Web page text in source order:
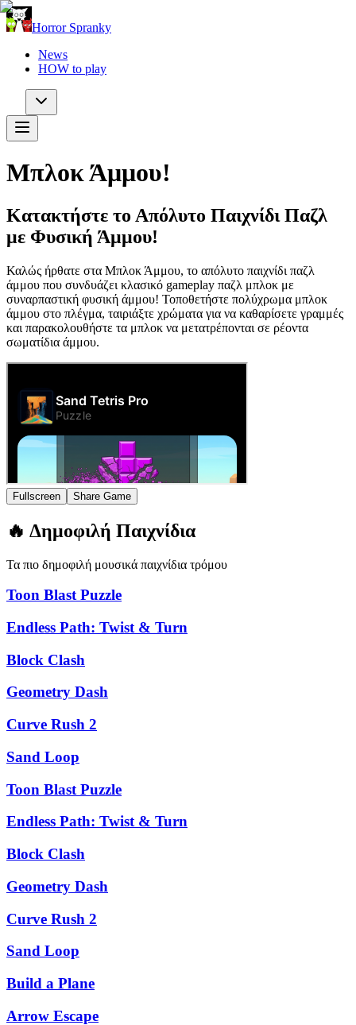
Horror Spranky
News
HOW to play
Μπλοκ Άμμου!
Κατακτήστε το Απόλυτο Παιχνίδι Παζλ
με Φυσική Άμμου!
Καλώς ήρθατε στα Μπλοκ Άμμου, το απόλυτο παιχνίδι παζλ
άμμου που συνδυάζει κλασικό gameplay παζλ μπλοκ με
συναρπαστική φυσική άμμου! Τοποθετήστε πολύχρωμα μπλοκ
άμμου στο πλέγμα, ταιριάξτε χρώματα για να καθαρίσετε γραμμές
και παρακολουθήστε τα μπλοκ να μετατρέπονται σε ρέοντα
σωματίδια άμμου.
Fullscreen Share Game
🔥 Δημοφιλή Παιχνίδια
Τα πιο δημοφιλή μουσικά παιχνίδια τρόμου
Toon Blast Puzzle
Endless Path: Twist & Turn
Block Clash
Geometry Dash
Curve Rush 2
Sand Loop
Toon Blast Puzzle
Endless Path: Twist & Turn
Block Clash
Geometry Dash
Curve Rush 2
Sand Loop
Build a Plane
Arrow Escape